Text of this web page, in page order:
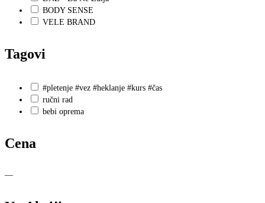
BODY SENSE
VELE BRAND
Tagovi
#pletenje #vez #heklanje #kurs #čas
ručni rad
bebi oprema
Cena
—